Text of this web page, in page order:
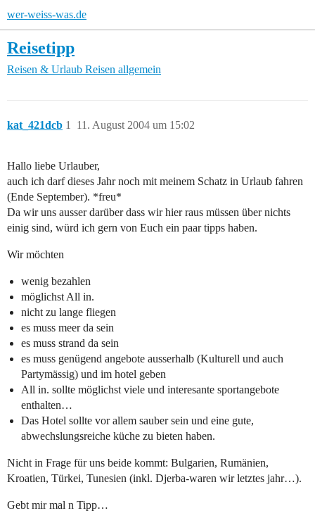
wer-weiss-was.de
Reisetipp
Reisen & Urlaub Reisen allgemein
kat_421dcb 11. August 2004 um 15:02
1
Hallo liebe Urlauber,
auch ich darf dieses Jahr noch mit meinem Schatz in Urlaub fahren
(Ende September). *freu*
Da wir uns ausser darüber dass wir hier raus müssen über nichts
einig sind, würd ich gern von Euch ein paar tipps haben.
Wir möchten
wenig bezahlen
möglichst All in.
nicht zu lange fliegen
es muss meer da sein
es muss strand da sein
es muss genügend angebote ausserhalb (Kulturell und auch
Partymässig) und im hotel geben
All in. sollte möglichst viele und interesante sportangebote
enthalten…
Das Hotel sollte vor allem sauber sein und eine gute,
abwechslungsreiche küche zu bieten haben.
Nicht in Frage für uns beide kommt: Bulgarien, Rumänien,
Kroatien, Türkei, Tunesien (inkl. Djerba-waren wir letztes jahr…).
Gebt mir mal n Tipp…